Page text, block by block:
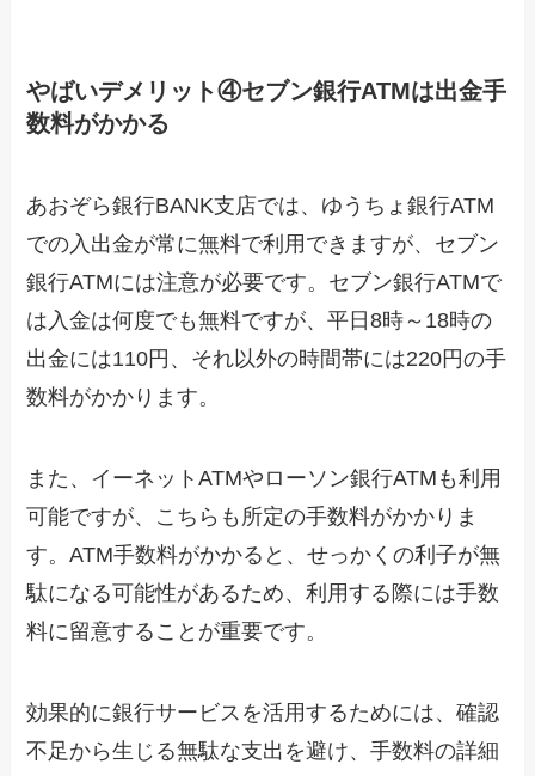
やばいデメリット④セブン銀行ATMは出金手
数料がかかる
あおぞら銀行BANK支店では、ゆうちょ銀行ATM
での入出金が常に無料で利用できますが、セブン
銀行ATMには注意が必要です。セブン銀行ATMで
は入金は何度でも無料ですが、平日8時～18時の
出金には110円、それ以外の時間帯には220円の手
数料がかかります。
また、イーネットATMやローソン銀行ATMも利用
可能ですが、こちらも所定の手数料がかかりま
す。ATM手数料がかかると、せっかくの利子が無
駄になる可能性があるため、利用する際には手数
料に留意することが重要です。
効果的に銀行サービスを活用するためには、確認
不足から生じる無駄な支出を避け、手数料の詳細